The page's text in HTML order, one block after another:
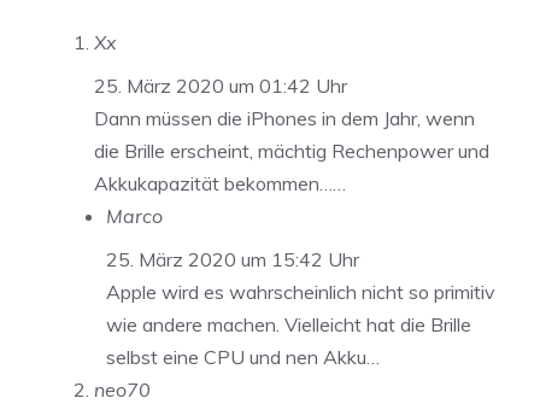
Xx
25. März 2020 um 01:42 Uhr
Dann müssen die iPhones in dem Jahr, wenn
die Brille erscheint, mächtig Rechenpower und
Akkukapazität bekommen……
Marco
25. März 2020 um 15:42 Uhr
Apple wird es wahrscheinlich nicht so primitiv
wie andere machen. Vielleicht hat die Brille
selbst eine CPU und nen Akku…
neo70